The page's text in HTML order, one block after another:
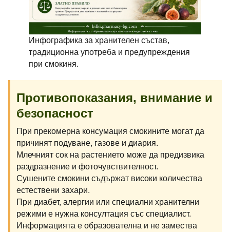
Инфографика за хранителен състав,
традиционна употреба и предупреждения
при смокиня.
Противопоказания, внимание и
безопасност
При прекомерна консумация смокините могат да
причинят подуване, газове и диария.
Млечният сок на растението може да предизвика
раздразнение и фоточувствителност.
Сушените смокини съдържат високи количества
естествени захари.
При диабет, алергии или специални хранителни
режими е нужна консултация със специалист.
Информацията е образователна и не замества